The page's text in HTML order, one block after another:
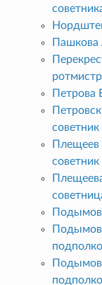
Пашкова
Петрова
советник
Плещеев
советник
Подымов